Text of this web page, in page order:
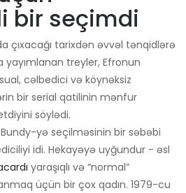
bir seçimdi
çıxacağı tarixdən əvvəl tənqidlərə
yayımlanan treyler, Efronun
cəlbedici və köynəksiz
bir serial qatilinin mənfur
söylədi.
yə seçilməsinin bir səbəbi
idi. Hekayəyə uyğundur - əsl
yaraşıqlı və “normal”
üçün bir çox qadın. 1979-cu